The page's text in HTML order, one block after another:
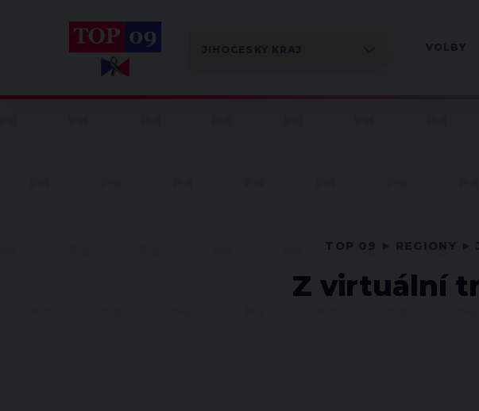
Z virtuální